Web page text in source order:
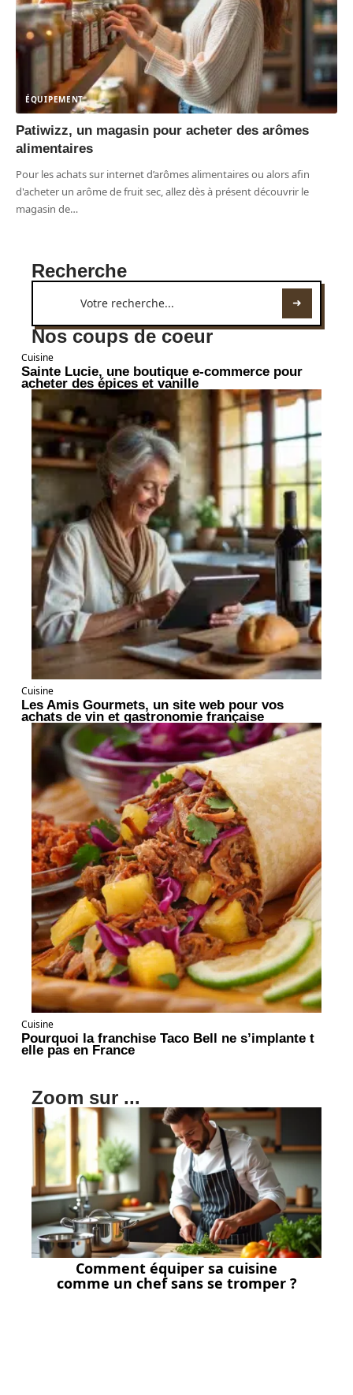
ÉQUIPEMENT
Patiwizz, un magasin pour acheter des arômes
alimentaires
Pour les achats sur internet d’arômes alimentaires ou alors afin
d'acheter un arôme de fruit sec, allez dès à présent découvrir le
magasin de…
Recherche
Nos coups de coeur
Cuisine
Sainte Lucie, une boutique e-commerce pour
acheter des épices et vanille
Cuisine
Les Amis Gourmets, un site web pour vos
achats de vin et gastronomie française
Cuisine
Pourquoi la franchise Taco Bell ne s’implante t
elle pas en France
Zoom sur ...
Comment équiper sa cuisine
comme un chef sans se tromper ?